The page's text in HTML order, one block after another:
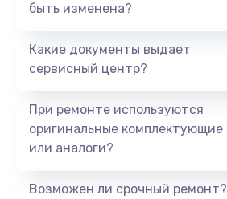
быть изменена?
Какие документы выдает
сервисный центр?
При ремонте используются
оригинальные комплектующие
или аналоги?
Возможен ли срочный ремонт?